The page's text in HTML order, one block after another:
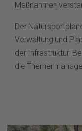
Maßnahmen
Der
Verwaltung und
der Infrastruktur.
die